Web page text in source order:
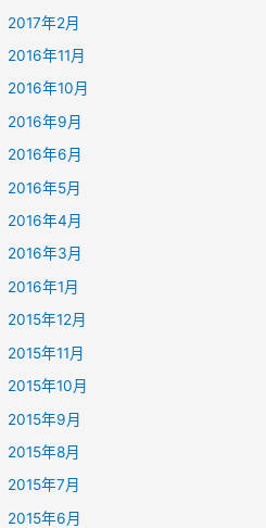
2017年2月
2016年11月
2016年10月
2016年9月
2016年6月
2016年5月
2016年4月
2016年3月
2016年1月
2015年12月
2015年11月
2015年10月
2015年9月
2015年8月
2015年7月
2015年6月